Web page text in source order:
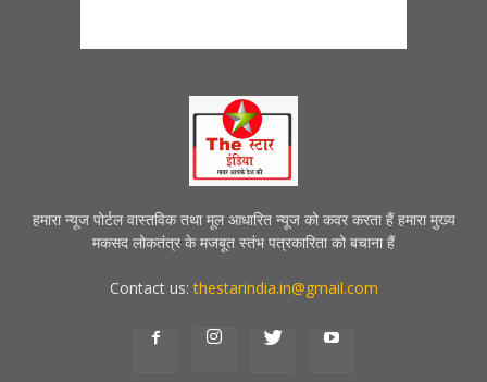
हमारा न्यूज पोर्टल वास्तविक तथा मूल आधारित न्यूज को कवर करता हैं हमारा मुख्य
मकसद लोकतंत्र के मजबूत स्तंभ पत्रकारिता को बचाना हैं
Contact us:thestarindia.in@gmail.com